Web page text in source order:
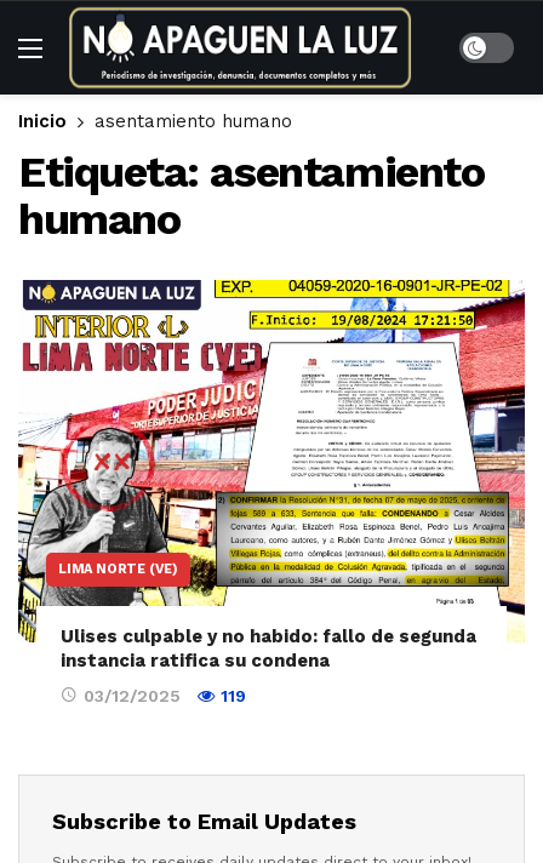
Inicio asentamiento humano
Etiqueta: asentamiento
humano
LIMA NORTE (VE)
Ulises culpable y no habido: fallo de segunda
instancia ratifica su condena
03/12/2025 119
Subscribe to Email Updates